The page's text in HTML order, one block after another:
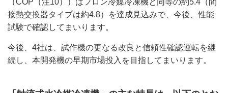
（COP（注10））はフロン冷媒冷凍機と同等の約5.4（間
接熱交換器タイプは約4.8）を達成見込みで、今後、性能
試験で確認してまいります。
今後、4社は、試作機の更なる改良と信頼性確認運転を継
続し、本開発機の早期市場投入を目指してまいります。